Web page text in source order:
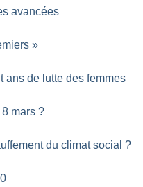
avancées
»
ans de lutte des femmes
mars ?
du climat social ?